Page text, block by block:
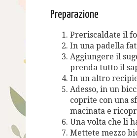
Preparazione
Preriscaldate il
In una padella
Aggiungere il
prenda tutto il
In un altro
Adesso, in un
coprite con una
macinata e
Una volta che li
Mettete mezzo